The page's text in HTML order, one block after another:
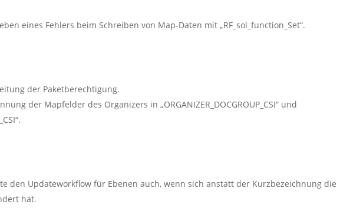
eines Fehlers beim Schreiben von Map-Daten mit „RF_sol_function_Set“.
der Paketberechtigung.
der Mapfelder des Organizers in „ORGANIZER_DOCGROUP_CSI“ und
den Updateworkflow für Ebenen auch, wenn sich anstatt der Kurzbezeichnung die
hat.